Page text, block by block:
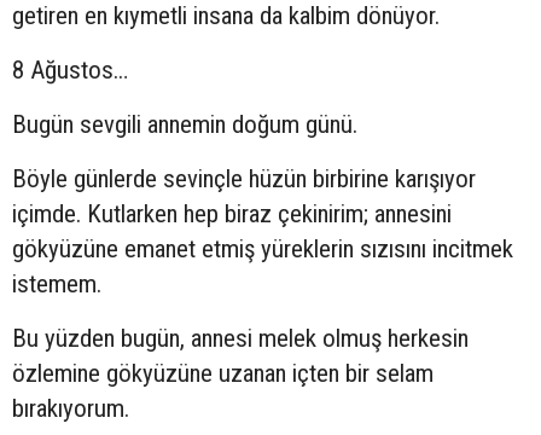
getiren en kıymetli insana da kalbim dönüyor.
8 Ağustos…
Bugün sevgili annemin doğum günü.
Böyle günlerde sevinçle hüzün birbirine karışıyor
içimde. Kutlarken hep biraz çekinirim; annesini
gökyüzüne emanet etmiş yüreklerin sızısını incitmek
istemem.
Bu yüzden bugün, annesi melek olmuş herkesin
özlemine gökyüzüne uzanan içten bir selam
bırakıyorum.